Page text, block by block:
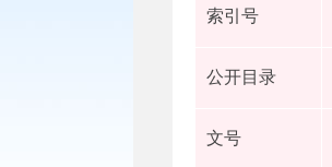
索引号
公开目录
文号